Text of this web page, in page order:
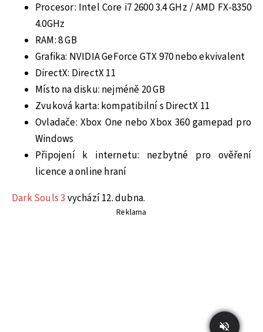
Procesor: Intel Core i7 2600 3.4 GHz / AMD FX-8350
4.0GHz
RAM: 8 GB
Grafika: NVIDIA GeForce GTX 970 nebo ekvivalent
DirectX: DirectX 11
Místo na disku: nejméně 20 GB
Zvuková karta: kompatibilní s DirectX 11
Ovladače: Xbox One nebo Xbox 360 gamepad pro
Windows
Připojení k internetu: nezbytné pro ověření
licence a online hraní
Dark Souls 3 vychází 12. dubna.
Reklama